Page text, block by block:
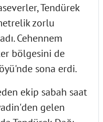
Tendürek
zorlu
Cehennem
bölgesini de
sona erdi.
ekip sabah saat
gelen